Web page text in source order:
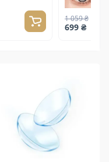
1 059 ₴
699 ₴